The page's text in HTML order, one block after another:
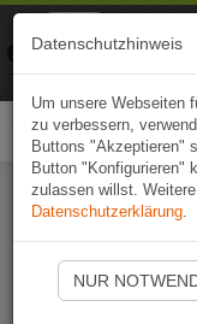
Datenschutzhinweis
Um unsere Webseiten
zu verbessern,
Buttons "Akzeptieren"
Button "Konfigurieren"
zulassen willst.
Datenschutzerklärung.
NUR
Naviki